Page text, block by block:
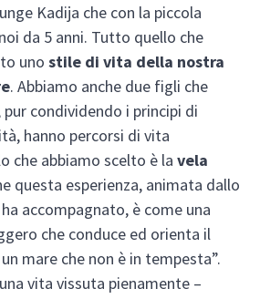
Kadija che con la piccola
da 5 anni. Tutto quello che
uno stile di vita della nostra
. Abbiamo anche due figli che
condividendo i principi di
hanno percorsi di vita
che abbiamo scelto è la vela
questa esperienza, animata dallo
accompagnato, è come una
che conduce ed orienta il
mare che non è in tempesta”.
vita vissuta pienamente –